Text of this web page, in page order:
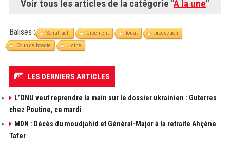
Voir tous les articles de la catégorie "A la une"
Balises : Sonatrach Gisement Touat
production
Coup de booste
Usine
LES DERNIERS ARTICLES
L’ONU veut reprendre la main sur le dossier ukrainien : Guterres
chez Poutine, ce mardi
MDN : Décès du moudjahid et Général-Major à la retraite Ahçène
Tafer